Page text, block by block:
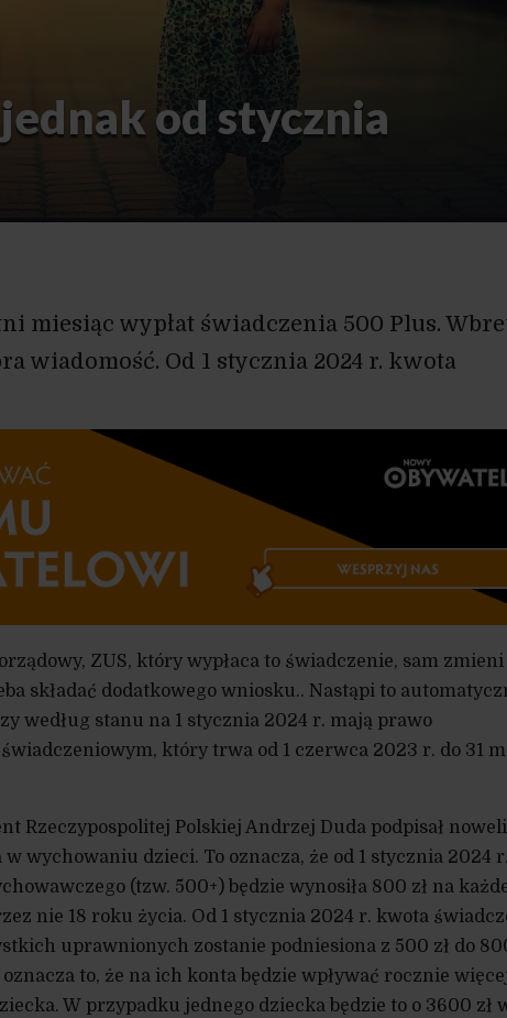
od stycznia
miesiąc wypłat świadczenia 500 Plus.
wiadomość. Od 1 stycznia 2024 r. kwota
ZUS, który wypłaca to świadczenie, sam zmieni
składać dodatkowego wniosku.. Nastąpi to
według stanu na 1 stycznia 2024 r. mają prawo
który trwa od 1 czerwca 2023 r. do 31
Rzeczypospolitej Polskiej Andrzej Duda podpisał
wychowaniu dzieci. To oznacza, że od 1 stycznia 2024
(tzw. 500+) będzie wynosiła 800 zł na
nie 18 roku życia. Od 1 stycznia 2024 r. kwota
uprawnionych zostanie podniesiona z 500 zł do
to, że na ich konta będzie wpływać rocznie
W przypadku jednego dziecka będzie to o 3600 zł